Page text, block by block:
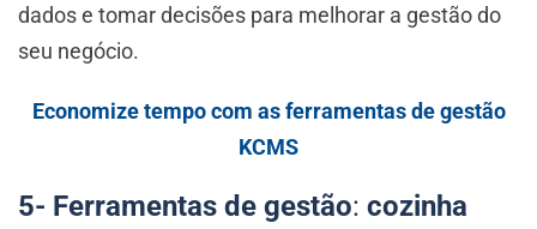
dados e tomar decisões para melhorar a gestão do
seu negócio.
Economize tempo com as ferramentas de gestão
KCMS
5- Ferramentas de gestão: cozinha